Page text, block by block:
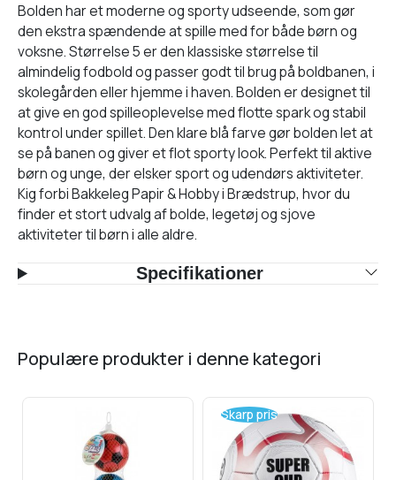
Bolden har et moderne og sporty udseende, som gør
den ekstra spændende at spille med for både børn og
voksne. Størrelse 5 er den klassiske størrelse til
almindelig fodbold og passer godt til brug på boldbanen, i
skolegården eller hjemme i haven. Bolden er designet til
at give en god spilleoplevelse med flotte spark og stabil
kontrol under spillet. Den klare blå farve gør bolden let at
se på banen og giver et flot sporty look. Perfekt til aktive
børn og unge, der elsker sport og udendørs aktiviteter.
Kig forbi Bakkeleg Papir & Hobby i Brædstrup, hvor du
finder et stort udvalg af bolde, legetøj og sjove
aktiviteter til børn i alle aldre.
Specifikationer
populære produkter i denne kategori
Skarp pris